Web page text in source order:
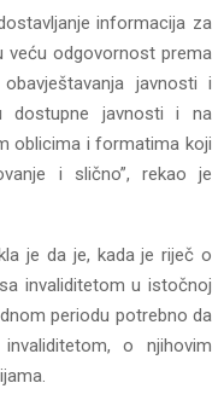
informacija za
veću odgovornost prema
javnosti i
dostupne javnosti i na
oblicima i formatima koji
i slično”, rekao je
je da je, kada je riječ o
invaliditetom u istočnoj
periodu potrebno da
o njihovim